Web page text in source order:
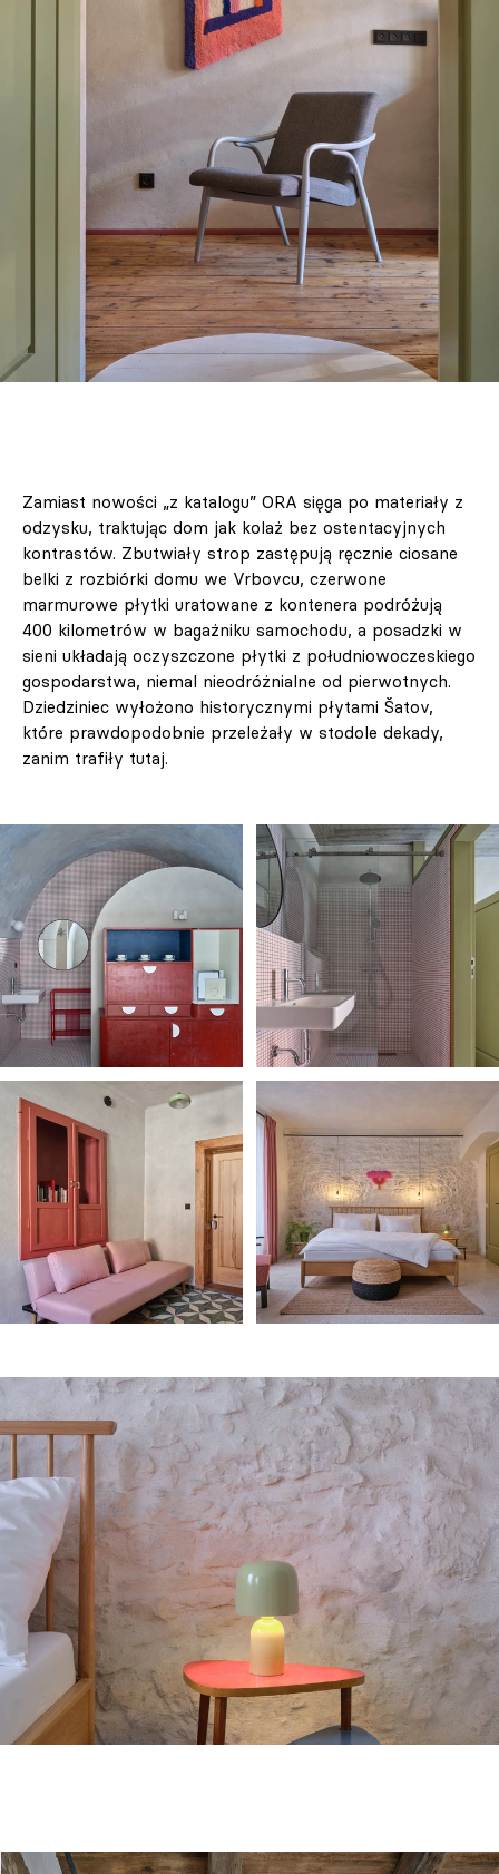
Zamiast nowości „z katalogu” ORA sięga po materiały z
odzysku, traktując dom jak kolaż bez ostentacyjnych
kontrastów. Zbutwiały strop zastępują ręcznie ciosane
belki z rozbiórki domu we Vrbovcu, czerwone
marmurowe płytki uratowane z kontenera podróżują
400 kilometrów w bagażniku samochodu, a posadzki w
sieni układają oczyszczone płytki z południowoczeskiego
gospodarstwa, niemal nieodróżnialne od pierwotnych.
Dziedziniec wyłożono historycznymi płytami Šatov,
które prawdopodobnie przeleżały w stodole dekady,
zanim trafiły tutaj.